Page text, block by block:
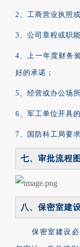
2、工商营业执照
3、公司章程或职能
4、上一年度财务
好的承诺；
5、经营或办公场
6、军工单位开具
7、国防科工局要
七、审批流程图
八、保密室建
保密室建设